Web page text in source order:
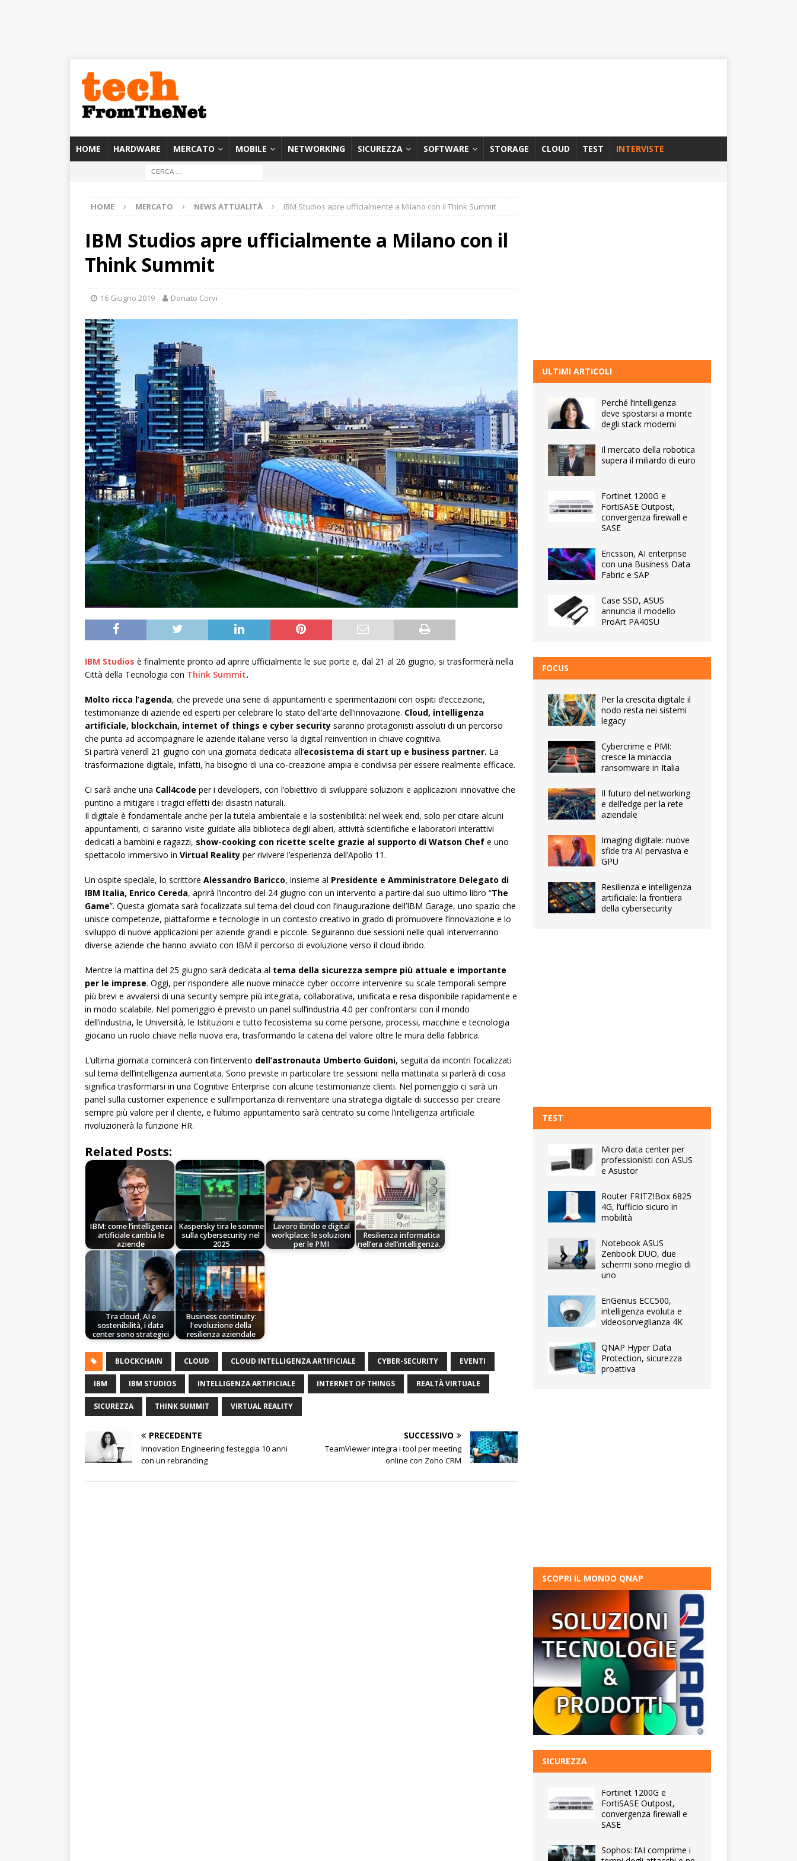
HOME HARDWARE MERCATO MOBILE NETWORKING SICUREZZA SOFTWARE STORAGE CLOUD TEST INTERVISTE
HOME MERCATO NEWS ATTUALITÀ IBM Studios apre ufficialmente a Milano con il Think Summit
IBM Studios apre ufficialmente a Milano con il
Think Summit
16 Giugno 2019 Donato Corvi
IBM Studios è finalmente pronto ad aprire ufficialmente le sue porte e, dal 21 al 26 giugno, si trasformerà nella
Città della Tecnologia con Think Summit.
Molto ricca l’agenda, che prevede una serie di appuntamenti e sperimentazioni con ospiti d’eccezione,
testimonianze di aziende ed esperti per celebrare lo stato dell’arte dell’innovazione. Cloud, intelligenza
artificiale, blockchain, internet of things e cyber security saranno protagonisti assoluti di un percorso
che punta ad accompagnare le aziende italiane verso la digital reinvention in chiave cognitiva.
Si partirà venerdì 21 giugno con una giornata dedicata all’ecosistema di start up e business partner. La
trasformazione digitale, infatti, ha bisogno di una co-creazione ampia e condivisa per essere realmente efficace.
Ci sarà anche una Call4code per i developers, con l’obiettivo di sviluppare soluzioni e applicazioni innovative che
puntino a mitigare i tragici effetti dei disastri naturali.
Il digitale è fondamentale anche per la tutela ambientale e la sostenibilità: nel week end, solo per citare alcuni
appuntamenti, ci saranno visite guidate alla biblioteca degli alberi, attività scientifiche e laboratori interattivi
dedicati a bambini e ragazzi, show-cooking con ricette scelte grazie al supporto di Watson Chef e uno
spettacolo immersivo in Virtual Reality per rivivere l’esperienza dell’Apollo 11.
Un ospite speciale, lo scrittore Alessandro Baricco, insieme al Presidente e Amministratore Delegato di
IBM Italia, Enrico Cereda, aprirà l’incontro del 24 giugno con un intervento a partire dal suo ultimo libro “The
Game”. Questa giornata sarà focalizzata sul tema del cloud con l’inaugurazione dell’IBM Garage, uno spazio che
unisce competenze, piattaforme e tecnologie in un contesto creativo in grado di promuovere l’innovazione e lo
sviluppo di nuove applicazioni per aziende grandi e piccole. Seguiranno due sessioni nelle quali interverranno
diverse aziende che hanno avviato con IBM il percorso di evoluzione verso il cloud ibrido.
Mentre la mattina del 25 giugno sarà dedicata al tema della sicurezza sempre più attuale e importante
per le imprese. Oggi, per rispondere alle nuove minacce cyber occorre intervenire su scale temporali sempre
più brevi e avvalersi di una security sempre più integrata, collaborativa, unificata e resa disponibile rapidamente e
in modo scalabile. Nel pomeriggio è previsto un panel sull’industria 4.0 per confrontarsi con il mondo
dell’industria, le Università, le Istituzioni e tutto l’ecosistema su come persone, processi, macchine e tecnologia
giocano un ruolo chiave nella nuova era, trasformando la catena del valore oltre le mura della fabbrica.
L’ultima giornata comincerà con l’intervento dell’astronauta Umberto Guidoni, seguita da incontri focalizzati
sul tema dell’intelligenza aumentata. Sono previste in particolare tre sessioni: nella mattinata si parlerà di cosa
significa trasformarsi in una Cognitive Enterprise con alcune testimonianze clienti. Nel pomeriggio ci sarà un
panel sulla customer experience e sull’importanza di reinventare una strategia digitale di successo per creare
sempre più valore per il cliente, e l’ultimo appuntamento sarà centrato su come l’intelligenza artificiale
rivoluzionerà la funzione HR.
Related Posts:
IBM: come l’intelligenza
artificiale cambia le
aziende
Kaspersky tira le somme
sulla cybersecurity nel
2025
Lavoro ibrido e digital
workplace: le soluzioni
per le PMI
Resilienza informatica
nell’era dell’intelligenza…
Tra cloud, AI e
sostenibilità, i data
center sono strategici
Business continuity:
l'evoluzione della
resilienza aziendale
BLOCKCHAIN CLOUD CLOUD INTELLIGENZA ARTIFICIALE CYBER-SECURITY EVENTI
IBM IBM STUDIOS INTELLIGENZA ARTIFICIALE INTERNET OF THINGS REALTÀ VIRTUALE
SICUREZZA THINK SUMMIT VIRTUAL REALITY
PRECEDENTE
Innovation Engineering festeggia 10 anni
con un rebranding
SUCCESSIVO
TeamViewer integra i tool per meeting
online con Zoho CRM
ULTIMI ARTICOLI
Perché l’intelligenza
deve spostarsi a monte
degli stack moderni
Il mercato della robotica
supera il miliardo di euro
Fortinet 1200G e
FortiSASE Outpost,
convergenza firewall e
SASE
Ericsson, AI enterprise
con una Business Data
Fabric e SAP
Case SSD, ASUS
annuncia il modello
ProArt PA40SU
FOCUS
Per la crescita digitale il
nodo resta nei sistemi
legacy
Cybercrime e PMI:
cresce la minaccia
ransomware in Italia
Il futuro del networking
e dell’edge per la rete
aziendale
Imaging digitale: nuove
sfide tra AI pervasiva e
GPU
Resilienza e intelligenza
artificiale: la frontiera
della cybersecurity
TEST
Micro data center per
professionisti con ASUS
e Asustor
Router FRITZ!Box 6825
4G, l’ufficio sicuro in
mobilità
Notebook ASUS
Zenbook DUO, due
schermi sono meglio di
uno
EnGenius ECC500,
intelligenza evoluta e
videosorveglianza 4K
QNAP Hyper Data
Protection, sicurezza
proattiva
SCOPRI IL MONDO QNAP
SICUREZZA
Fortinet 1200G e
FortiSASE Outpost,
convergenza firewall e
SASE
Sophos: l’AI comprime i